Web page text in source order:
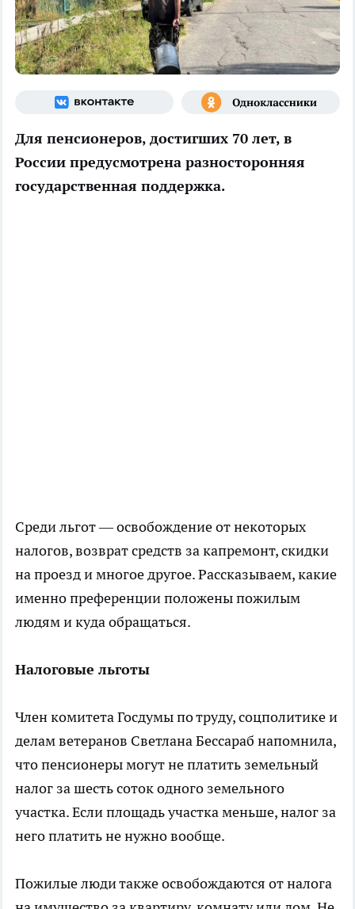
Для пенсионеров, достигших 70 лет, в
России предусмотрена разносторонняя
государственная поддержка.
Среди льгот — освобождение от некоторых
налогов, возврат средств за капремонт, скидки
на проезд и многое другое. Рассказываем, какие
именно преференции положены пожилым
людям и куда обращаться.
Налоговые льготы
Член комитета Госдумы по труду, соцполитике и
делам ветеранов Светлана Бессараб напомнила,
что пенсионеры могут не платить земельный
налог за шесть соток одного земельного
участка. Если площадь участка меньше, налог за
него платить не нужно вообще.
Пожилые люди также освобождаются от налога